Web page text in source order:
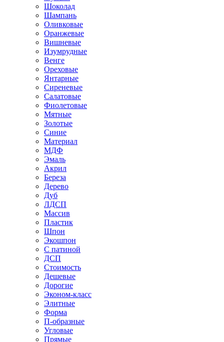
Шоколад
Шампань
Оливковые
Оранжевые
Вишневые
Изумрудные
Венге
Ореховые
Янтарные
Сиреневые
Салатовые
Фиолетовые
Мятные
Золотые
Синие
Материал
МДФ
Эмаль
Акрил
Береза
Дерево
Дуб
ЛДСП
Массив
Пластик
Шпон
Экошпон
С патиной
ДСП
Стоимость
Дешевые
Дорогие
Эконом-класс
Элитные
Форма
П-образные
Угловые
Прямые